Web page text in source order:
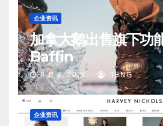
企业资讯
加拿大鹅出售旗下功
Baffin
8 月 8, 2026 TENG
企业资讯